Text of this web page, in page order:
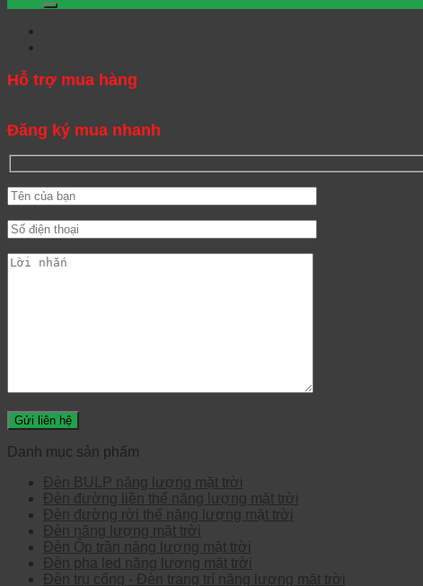
Hỗ trợ mua hàng
Đăng ký mua nhanh
Danh mục sản phẩm
Đèn BULP năng lượng mặt trời
Đèn đường liền thể năng lượng mặt trời
Đèn đường rời thể năng lượng mặt trời
Đèn năng lượng mặt trời
Đèn Ốp trần năng lượng mặt trời
Đèn pha led năng lượng mặt trời
Đèn trụ cổng - Đèn trang trí năng lượng mặt trời